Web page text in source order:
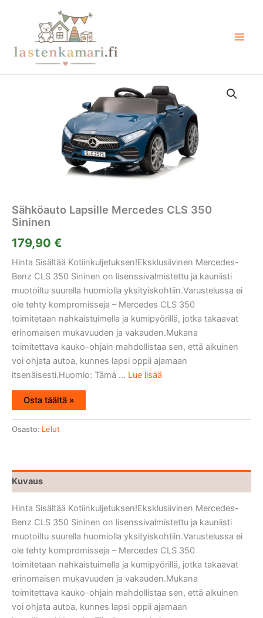
Sähköauto Lapsille Mercedes CLS 350
Sininen
179,90 €
Hinta Sisältää Kotiinkuljetuksen!Eksklusiivinen Mercedes-
Benz CLS 350 Sininen on lisenssivalmistettu ja kauniisti
muotoiltu suurella huomiolla yksityiskohtiin.Varustelussa ei
ole tehty kompromisseja – Mercedes CLS 350
toimitetaan nahkaistuimella ja kumipyörillä, jotka takaavat
erinomaisen mukavuuden ja vakauden.Mukana
toimitettava kauko-ohjain mahdollistaa sen, että aikuinen
voi ohjata autoa, kunnes lapsi oppii ajamaan
itsenäisesti.Huomio: Tämä ... Lue lisää
Osta täältä »
Osasto: Lelut
Kuvaus
Hinta Sisältää Kotiinkuljetuksen!Eksklusiivinen Mercedes-
Benz CLS 350 Sininen on lisenssivalmistettu ja kauniisti
muotoiltu suurella huomiolla yksityiskohtiin.Varustelussa ei
ole tehty kompromisseja – Mercedes CLS 350
toimitetaan nahkaistuimella ja kumipyörillä, jotka takaavat
erinomaisen mukavuuden ja vakauden.Mukana
toimitettava kauko-ohjain mahdollistaa sen, että aikuinen
voi ohjata autoa, kunnes lapsi oppii ajamaan